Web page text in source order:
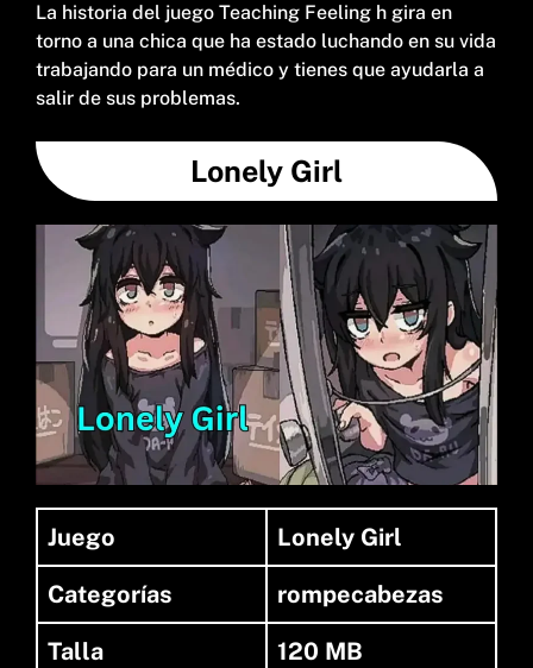
La historia del juego Teaching Feeling h gira en
torno a una chica que ha estado luchando en su vida
trabajando para un médico y tienes que ayudarla a
salir de sus problemas.
Lonely Girl
Juego
Lonely Girl
Categorías
rompecabezas
Talla
120 MB